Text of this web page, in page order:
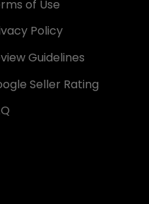
of Use
Policy
Guidelines
Seller Rating